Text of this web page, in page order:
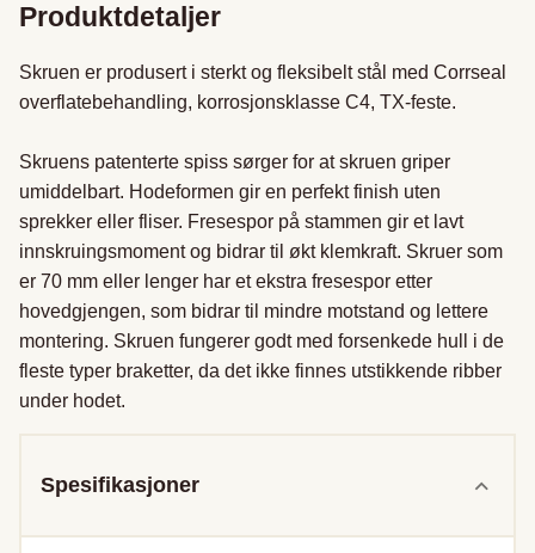
Produktdetaljer
Skruen er produsert i sterkt og fleksibelt stål med Corrseal
overflatebehandling, korrosjonsklasse C4, TX-feste.
Skruens patenterte spiss sørger for at skruen griper
umiddelbart. Hodeformen gir en perfekt finish uten
sprekker eller fliser. Fresespor på stammen gir et lavt
innskruingsmoment og bidrar til økt klemkraft. Skruer som
er 70 mm eller lenger har et ekstra fresespor etter
hovedgjengen, som bidrar til mindre motstand og lettere
montering. Skruen fungerer godt med forsenkede hull i de
fleste typer braketter, da det ikke finnes utstikkende ribber
under hodet.
Spesifikasjoner